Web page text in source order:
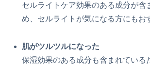
セルライトケア効果のある成分が含
め、セルライトが気になる方にもお
肌がツルツルになった
保湿効果のある成分も含まれている